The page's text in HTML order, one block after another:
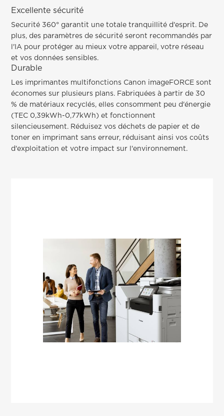
Excellente sécurité
Securité 360° garantit une totale tranquillité d'esprit. De
plus, des paramètres de sécurité seront recommandés par
l'IA pour protéger au mieux votre appareil, votre réseau
et vos données sensibles.
Durable
Les imprimantes multifonctions Canon imageFORCE sont
économes sur plusieurs plans. Fabriquées à partir de 30
% de matériaux recyclés, elles consomment peu d'énergie
(TEC 0,39kWh-0,77kWh) et fonctionnent
silencieusement. Réduisez vos déchets de papier et de
toner en imprimant sans erreur, réduisant ainsi vos coûts
d'exploitation et votre impact sur l'environnement.